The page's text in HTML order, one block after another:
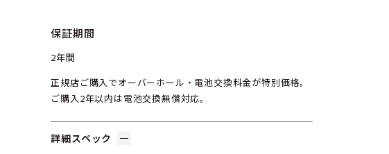
保証期間
2年間
正規店ご購入でオーバーホール・電池交換料金が特別価格。
ご購入2年以内は電池交換無償対応。
詳細スペック